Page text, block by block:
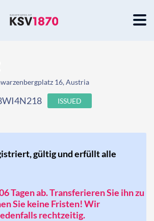
16, Austria
ISSUED
gültig und erfüllt alle
Tagen ab. Transferieren Sie ihn zu
Sie keine Fristen! Wir
rechtzeitig.